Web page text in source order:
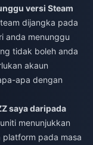
versi Steam
dijangka pada
anda menunggu
tidak boleh anda
akaun
apa dengan
saya daripada
menunjukkan
pada masa